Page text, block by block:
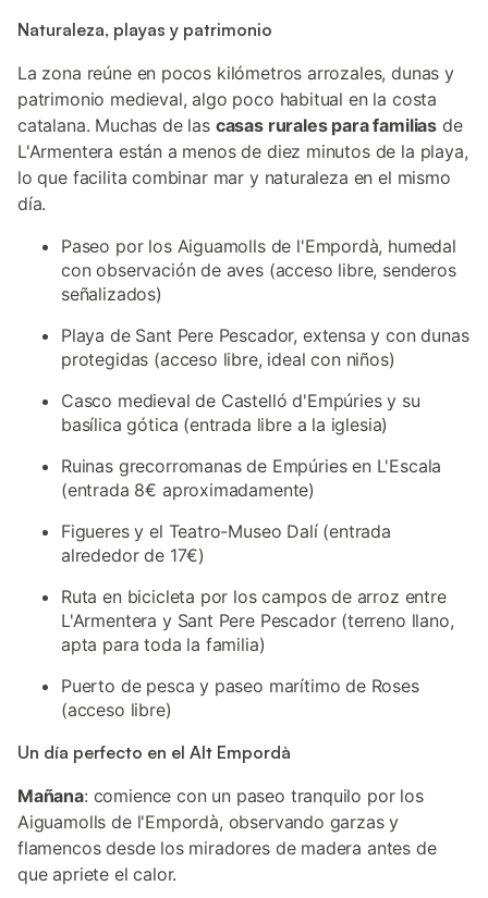
Naturaleza, playas y patrimonio
La zona reúne en pocos kilómetros arrozales, dunas y
patrimonio medieval, algo poco habitual en la costa
catalana. Muchas de las casas rurales para familias de
L'Armentera están a menos de diez minutos de la playa,
lo que facilita combinar mar y naturaleza en el mismo
día.
Paseo por los Aiguamolls de l'Empordà, humedal
con observación de aves (acceso libre, senderos
señalizados)
Playa de Sant Pere Pescador, extensa y con dunas
protegidas (acceso libre, ideal con niños)
Casco medieval de Castelló d'Empúries y su
basílica gótica (entrada libre a la iglesia)
Ruinas grecorromanas de Empúries en L'Escala
(entrada 8€ aproximadamente)
Figueres y el Teatro-Museo Dalí (entrada
alrededor de 17€)
Ruta en bicicleta por los campos de arroz entre
L'Armentera y Sant Pere Pescador (terreno llano,
apta para toda la familia)
Puerto de pesca y paseo marítimo de Roses
(acceso libre)
Un día perfecto en el Alt Empordà
Mañana: comience con un paseo tranquilo por los
Aiguamolls de l'Empordà, observando garzas y
flamencos desde los miradores de madera antes de
que apriete el calor.